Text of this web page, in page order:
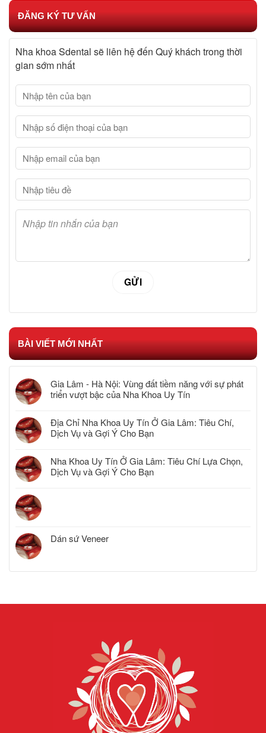
ĐĂNG KÝ TƯ VẤN
Nha khoa Sdental sẽ liên hệ đến Quý khách trong thời
gian sớm nhất
BÀI VIẾT MỚI NHẤT
Gia Lâm - Hà Nội: Vùng đất tiềm năng với sự phát
triển vượt bậc của Nha Khoa Uy Tín
Địa Chỉ Nha Khoa Uy Tín Ở Gia Lâm: Tiêu Chí,
Dịch Vụ và Gợi Ý Cho Bạn
Nha Khoa Uy Tín Ở Gia Lâm: Tiêu Chí Lựa Chọn,
Dịch Vụ và Gợi Ý Cho Bạn
Dán sứ Veneer